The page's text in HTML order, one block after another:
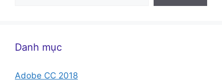
Danh mục
Adobe CC 2018